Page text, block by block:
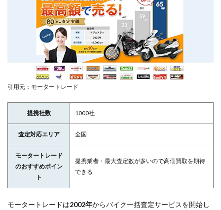
引用元：モータートレード
提携社数 1000社
査定対応エリア 全国
モータートレード
のおすすめポイン
ト
提携業者・最大査定数が多いので高価買取を期待
できる
モータートレードは2002年からバイク一括査定サービスを開始し